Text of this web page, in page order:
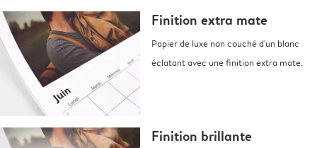
Finition extra mate
Papier de luxe non couché d'un blanc
éclatant avec une finition extra mate.
Finition brillante